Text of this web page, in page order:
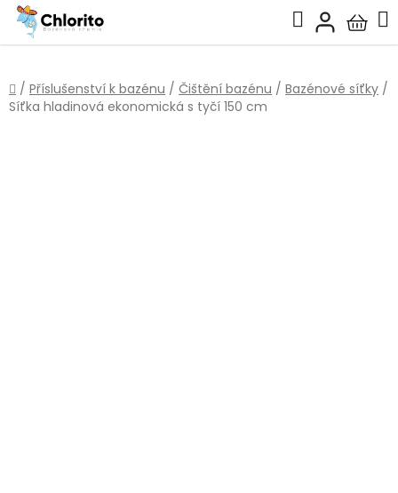
Přejít
obsah
Hledat
košík
Domů
/ Příslušenství k bazénu / Čištění bazénu / Bazénové síťky /
Síťka hladinová ekonomická s tyčí 150 cm